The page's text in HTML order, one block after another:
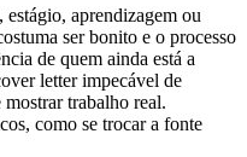
aprendizagem ou
ser bonito e o processo
de quem ainda está a
letter impecável de
trabalho real.
como se trocar a fonte